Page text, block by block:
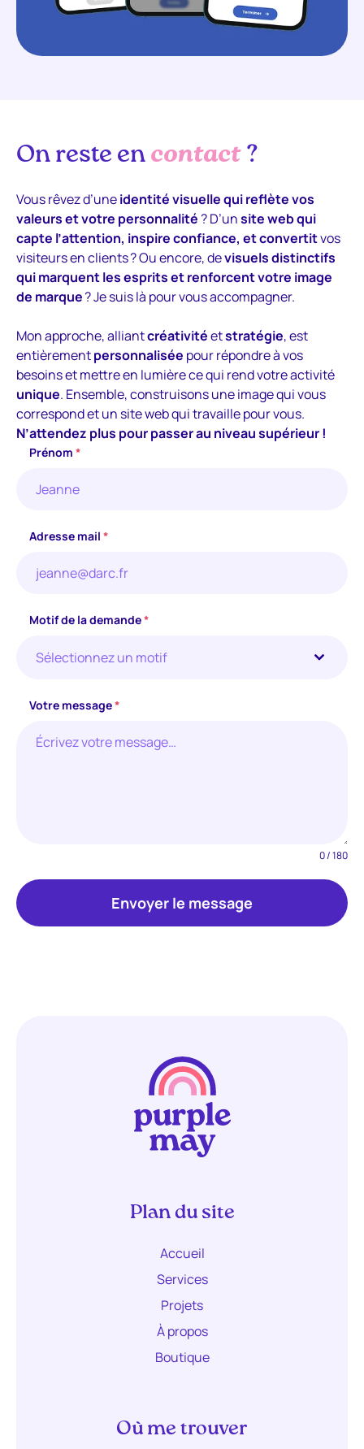
On reste en contact ?
Vous rêvez d’uneidentité visuelle qui reflète vos
valeurs et votre personnalité ? D’unsite webqui
capte l’attention, inspire confiance, et convertitvos
visiteurs en clients ? Ou encore, devisuels distinctifs
qui marquent les esprits et renforcent votre image
de marque? Je suis là pour vous accompagner.
Mon approche, alliantcréativitéetstratégie, est
entièrementpersonnalisée pour répondre à vos
besoins et mettre en lumière ce qui rend votre activité
unique. Ensemble, construisons une image qui vous
correspond et un site web qui travaille pour vous.
N’attendez plus pour passer au niveau supérieur !
Prénom *
Adresse mail *
Motif de la demande*
Sélectionnez un motif
Votre message*
0 / 180
Envoyer le message
Plan du site
Accueil
Services
Projets
À propos
Boutique
Où me trouver